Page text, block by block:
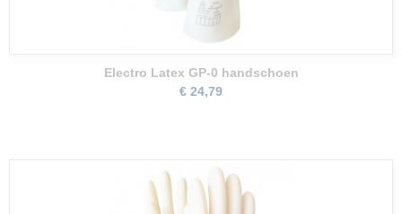
Electro Latex GP-0 handschoen
€ 24,79